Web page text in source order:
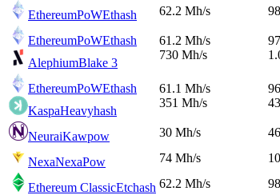
EthereumPoWEthash 62.2 Mh/s
EthereumPoWEthash
AlephiumBlake 3
61.2 Mh/s
730 Mh/s
EthereumPoWEthash
KaspaHeavyhash
61.1 Mh/s
351 Mh/s
NeuraiKawpow 30 Mh/s
NexaNexaPow 74 Mh/s
Ethereum ClassicEtchash 62.2 Mh/s